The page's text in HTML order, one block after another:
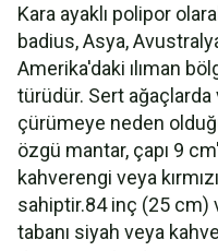
Kara ayaklı polipor
badius, Asya,
Amerika'daki ılıman
türüdür. Sert ağaçlarda
çürümeye neden
özgü mantar, çapı 9
kahverengi veya
sahiptir.84 inç (25 cm)
tabanı siyah veya